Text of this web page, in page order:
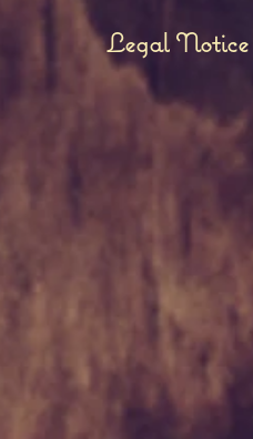
Legal Notice